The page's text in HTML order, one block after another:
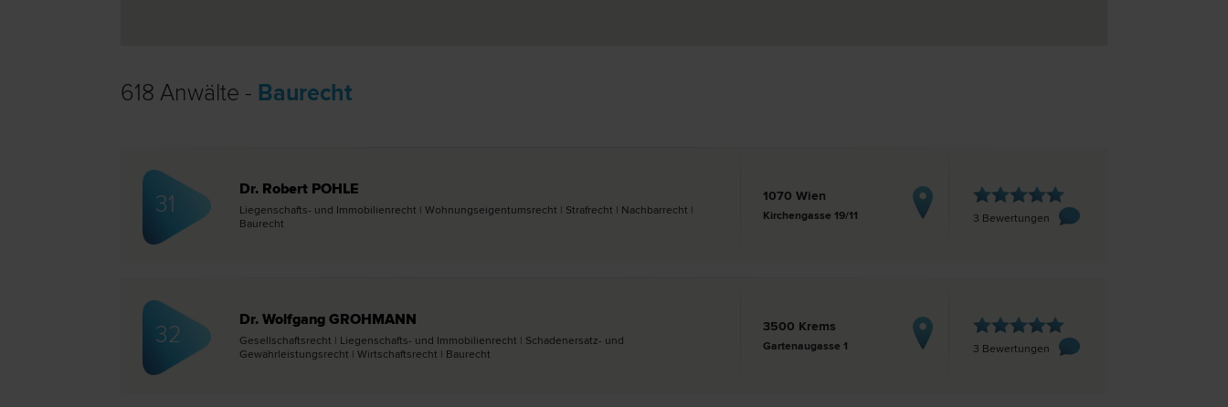
618 Anwälte - Baurecht
31
Dr. Robert POHLE
Liegenschafts- und Immobilien­recht | Wohnungseigentums­recht | Straf­recht | Nachbar­recht |
Bau­recht
1070 Wien
Kirchengasse 19/11 3 Bewertungen
32
Dr. Wolfgang GROHMANN
Gesellschafts­recht | Liegenschafts- und Immobilien­recht | Schadenersatz- und
Gewährleistungs­recht | Wirtschafts­recht | Bau­recht
3500 Krems
Gartenaugasse 1 3 Bewertungen